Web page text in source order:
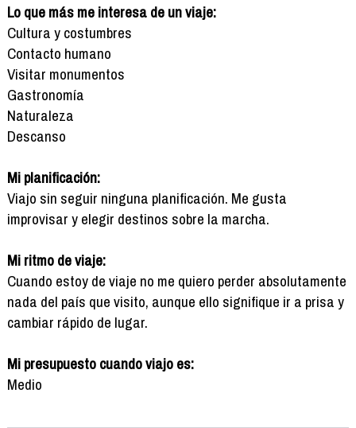
Lo que más me interesa de un viaje:
Cultura y costumbres
Contacto humano
Visitar monumentos
Gastronomía
Naturaleza
Descanso
Mi planificación:
Viajo sin seguir ninguna planificación. Me gusta
improvisar y elegir destinos sobre la marcha.
Mi ritmo de viaje:
Cuando estoy de viaje no me quiero perder absolutamente
nada del país que visito, aunque ello signifique ir a prisa y
cambiar rápido de lugar.
Mi presupuesto cuando viajo es:
Medio